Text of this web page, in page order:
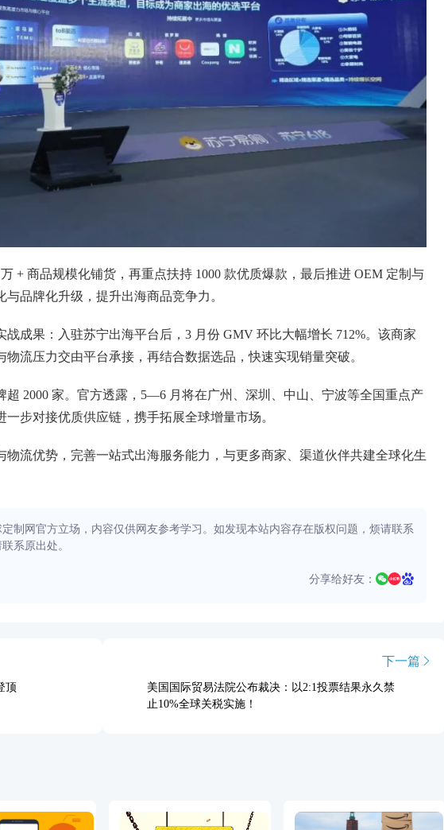
+ 商品规模化铺货，再重点扶持 1000 款优质爆款，最后推进 OEM 定制与
品牌化升级，提升出海商品竞争力。
成果：入驻苏宁出海平台后，3 月份 GMV 环比大幅增长 712%。该商家
流压力交由平台承接，再结合数据选品，快速实现销量突破。
2000 家。官方透露，5—6 月将在广州、深圳、中山、宁波等全国重点产
步对接优质供应链，携手拓展全球增量市场。
流优势，完善一站式出海服务能力，与更多商家、渠道伙伴共建全球化生
制网官方立场，内容仅供网友参考学习。如发现本站内容存在版权问题，烦请联系
系原出处。
分享给好友：
顶
下一篇
美国国际贸易法院公布裁决：以2:1投票结果永久禁
止10%全球关税实施！